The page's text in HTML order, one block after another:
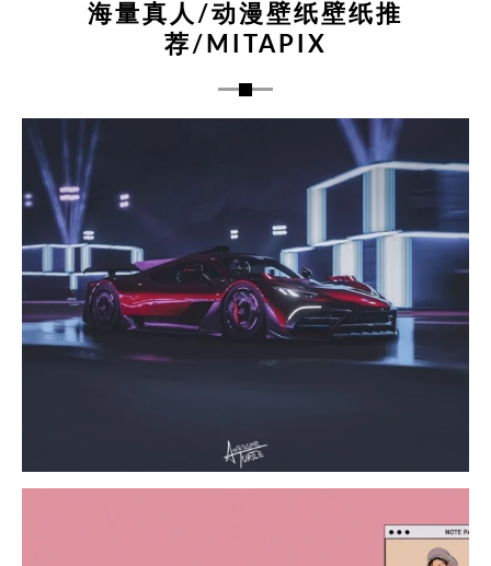
海量真人/动漫壁纸壁纸推
荐/MITAPIX